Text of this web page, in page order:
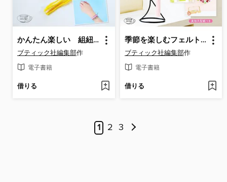
かんたん楽しい 組紐&ミサンガ
ブティック社編集部作
電子書籍
借りる
季節を楽しむフェルトのつるし飾り
ブティック社編集部作
電子書籍
借りる
1 2 3